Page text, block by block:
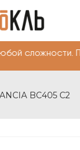
BC405 C2